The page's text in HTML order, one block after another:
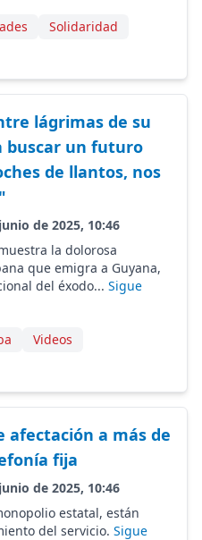
Solidaridad
lágrimas de su
buscar un futuro
de llantos, nos
de 2025, 10:46
la dolorosa
que emigra a Guyana,
del éxodo... Sigue
Videos
afectación a más de
fija
de 2025, 10:46
estatal, están
del servicio. Sigue